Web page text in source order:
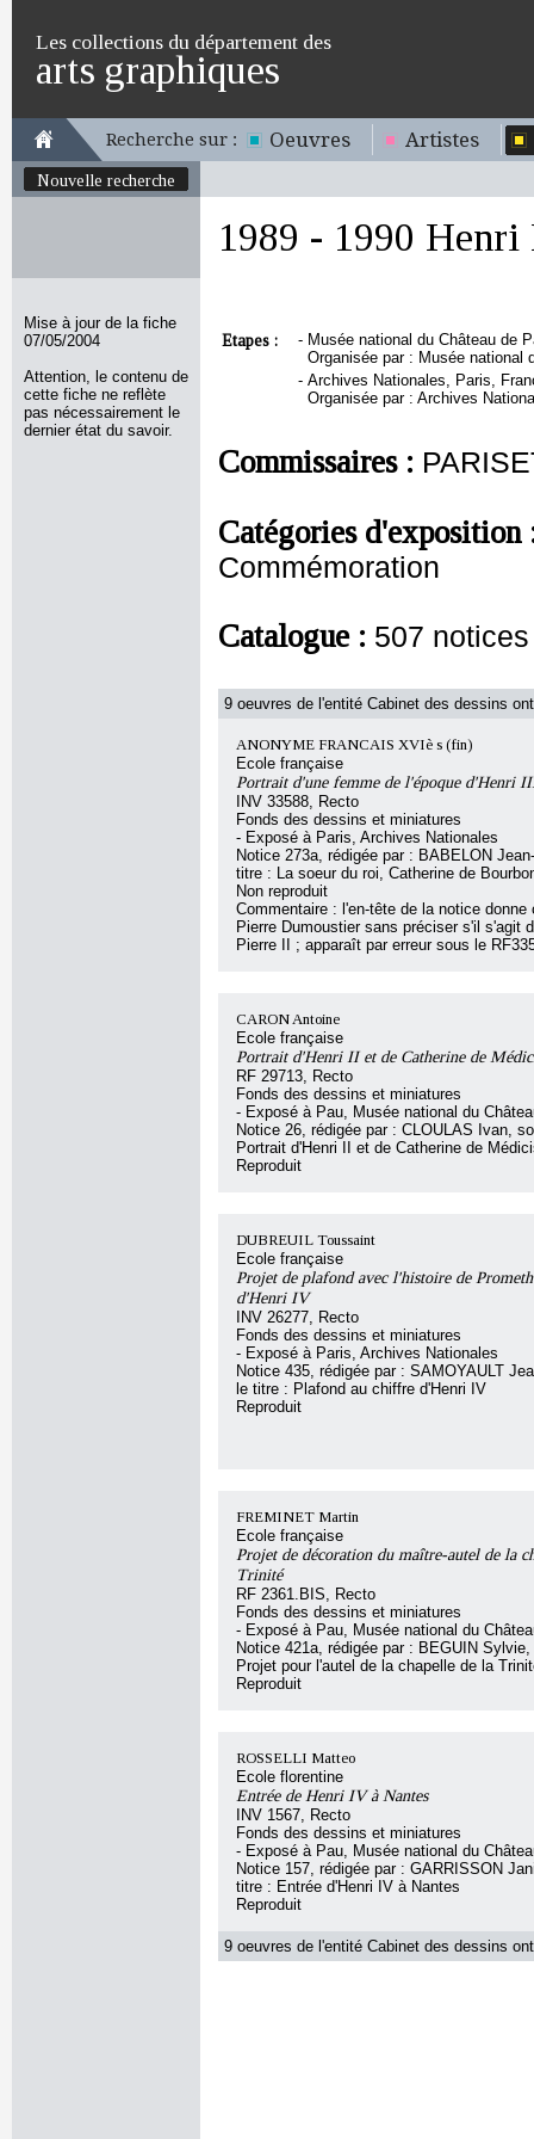
Les collections du département des
arts graphiques
Recherche sur : Oeuvres Artistes
Nouvelle recherche
Mise à jour de la fiche
07/05/2004
Attention, le contenu de
cette fiche ne reflète
pas nécessairement le
dernier état du savoir.
1989 - 1990
Etapes : - Musée national du Château de
Organisée par : Musée national
- Archives Nationales, Paris,
Organisée par : Archives
Commissaires :
Catégories
Commémoration
Catalogue : 507
9 oeuvres de l'entité Cabinet des dessins
ANONYME FRANCAIS XVIè s (fin)
Ecole française
Portrait d'une femme de l'époque d'Henri
INV 33588, Recto
Fonds des dessins et miniatures
- Exposé à Paris, Archives Nationales
Notice 273a, rédigée par : BABELON
titre : La soeur du roi, Catherine de
Non reproduit
Commentaire : l'en-tête de la notice donne
Pierre Dumoustier sans préciser s'il s'agit
Pierre II ; apparaît par erreur sous le
CARON Antoine
Ecole française
Portrait d'Henri II et de Catherine de
RF 29713, Recto
Fonds des dessins et miniatures
- Exposé à Pau, Musée national du
Notice 26, rédigée par : CLOULAS Ivan,
Portrait d'Henri II et de Catherine de
Reproduit
DUBREUIL Toussaint
Ecole française
Projet de plafond avec l'histoire de
d'Henri IV
INV 26277, Recto
Fonds des dessins et miniatures
- Exposé à Paris, Archives Nationales
Notice 435, rédigée par : SAMOYAULT
le titre : Plafond au chiffre d'Henri IV
Reproduit
FREMINET Martin
Ecole française
Projet de décoration du maître-autel de la
Trinité
RF 2361.BIS, Recto
Fonds des dessins et miniatures
- Exposé à Pau, Musée national du
Notice 421a, rédigée par : BEGUIN
Projet pour l'autel de la chapelle de la
Reproduit
ROSSELLI Matteo
Ecole florentine
Entrée de Henri IV à Nantes
INV 1567, Recto
Fonds des dessins et miniatures
- Exposé à Pau, Musée national du
Notice 157, rédigée par : GARRISSON
titre : Entrée d'Henri IV à Nantes
Reproduit
9 oeuvres de l'entité Cabinet des dessins